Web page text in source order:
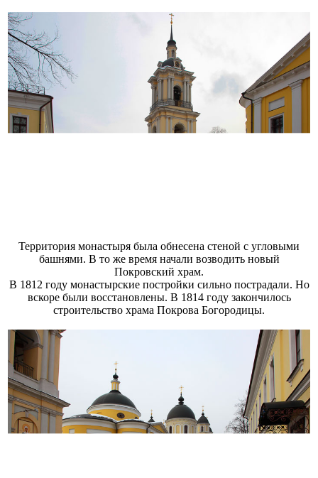
Территория монастыря была обнесена стеной с угловыми
башнями. В то же время начали возводить новый
Покровский храм.
В 1812 году монастырские постройки сильно пострадали. Но
вскоре были восстановлены. В 1814 году закончилось
строительство храма Покрова Богородицы.